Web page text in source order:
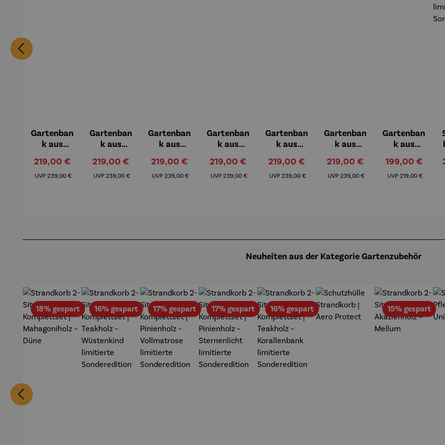
Gartenban
k aus
Deine
Stadt
Verkaufspreis:
219,00 €
UVP Regulärer Preis:
239,00 €
Gartenban
k aus
Bochum
Verkaufspreis:
219,00 €
UVP Regulärer Preis:
239,00 €
Gartenban
k aus
Essen
Verkaufspreis:
219,00 €
UVP Regulärer Preis:
239,00 €
Gartenban
k aus
Berlin
Verkaufspreis:
219,00 €
UVP Regulärer Preis:
239,00 €
Gartenban
k aus
Düsseldor
f
Verkaufspreis:
219,00 €
UVP Regulärer Preis:
239,00 €
Gartenban
k aus
Dortmund
Verkaufspreis:
219,00 €
UVP Regulärer Preis:
239,00 €
Gartenban
k aus
Sailor
Verkaufspreis:
199,00 €
UVP Regulärer Preis:
219,00 €
Neuheiten aus der Kategorie Gartenzubehör
18% gespartRabatt16% gespartRabatt17% gespartRabatt17% gespartRabatt16% gespartRabatt 15% gespart